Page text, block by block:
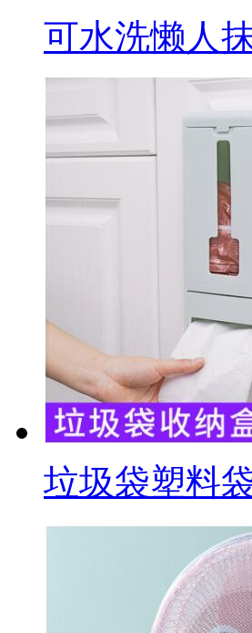
可水洗懒人
垃圾袋塑料